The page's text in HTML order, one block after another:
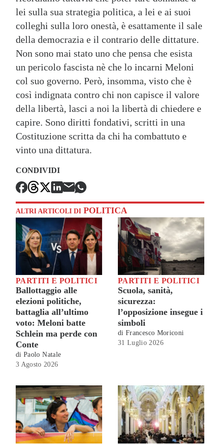
lei sulla sua strategia politica, a lei e ai suoi
colleghi sulla loro onestà, è esattamente il sale
della democrazia e il contrario delle dittature.
Non sono mai stato uno che pensa che esista
un pericolo fascista nè che lo incarni Meloni
col suo governo. Però, insomma, visto che è
così indignata contro chi non capisce il valore
della libertà, lasci a noi la libertà di chiedere e
capire. Sono diritti fondativi, scritti in una
Costituzione scritta da chi ha combattuto e
vinto una dittatura.
CONDIVIDI
ALTRI ARTICOLI DI POLITICA
PARTITI E POLITICI
Ballottaggio alle
elezioni politiche,
battaglia all’ultimo
voto: Meloni batte
Schlein ma perde con
Conte
di Paolo Natale
3 Agosto 2026
PARTITI E POLITICI
Scuola, sanità,
sicurezza:
l’opposizione insegue i
simboli
di Francesco Moriconi
31 Luglio 2026